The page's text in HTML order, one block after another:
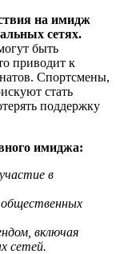
на имидж
сетях.
быть
приводит к
Спортсмены,
стать
поддержку
имиджа:
в
включая
сетей.